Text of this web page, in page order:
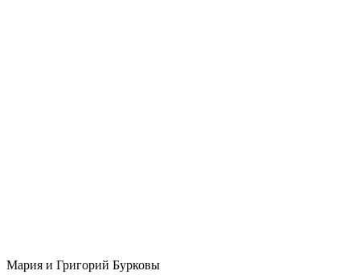
Мария и Григорий Бурковы